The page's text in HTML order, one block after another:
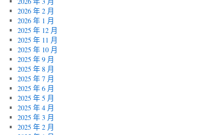
2026 年 2 月
2026 年 1 月
2025 年 12 月
2025 年 11 月
2025 年 10 月
2025 年 9 月
2025 年 8 月
2025 年 7 月
2025 年 6 月
2025 年 5 月
2025 年 4 月
2025 年 3 月
2025 年 2 月